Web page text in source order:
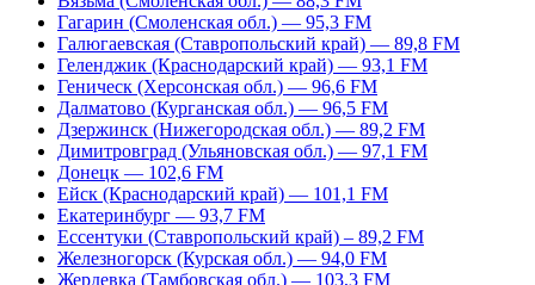
Гагарин (Смоленская обл.) — 95,3 FM
Галюгаевская (Ставропольский край) — 89,8 FM
Геленджик (Краснодарский край) — 93,1 FM
Геническ (Херсонская обл.) — 96,6 FM
Далматово (Курганская обл.) — 96,5 FM
Дзержинск (Нижегородская обл.) — 89,2 FM
Димитровград (Ульяновская обл.) — 97,1 FM
Донецк — 102,6 FM
Ейск (Краснодарский край) — 101,1 FM
Екатеринбург — 93,7 FM
Ессентуки (Ставропольский край) – 89,2 FM
Железногорск (Курская обл.) — 94,0 FM
Жердевка (Тамбовская обл.) — 103,3 FM